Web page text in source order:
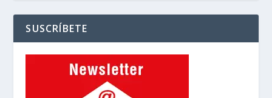
SUSCRÍBETE